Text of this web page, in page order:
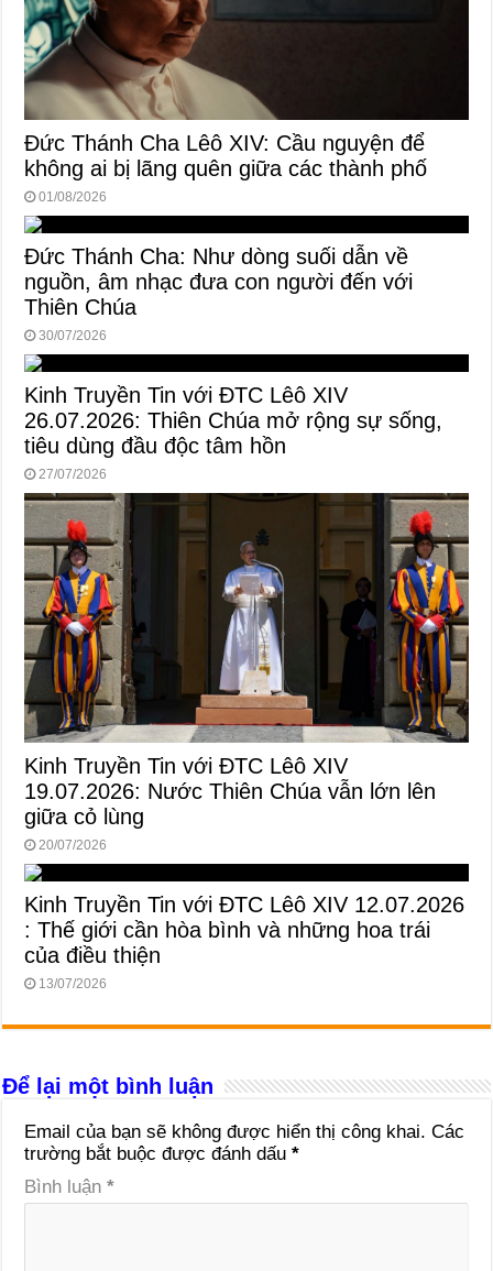
Đức Thánh Cha Lêô XIV: Cầu nguyện để
không ai bị lãng quên giữa các thành phố
01/08/2026
Đức Thánh Cha: Như dòng suối dẫn về
nguồn, âm nhạc đưa con người đến với
Thiên Chúa
30/07/2026
Kinh Truyền Tin với ĐTC Lêô XIV
26.07.2026: Thiên Chúa mở rộng sự sống,
tiêu dùng đầu độc tâm hồn
27/07/2026
Kinh Truyền Tin với ĐTC Lêô XIV
19.07.2026: Nước Thiên Chúa vẫn lớn lên
giữa cỏ lùng
20/07/2026
Kinh Truyền Tin với ĐTC Lêô XIV 12.07.2026
: Thế giới cần hòa bình và những hoa trái
của điều thiện
13/07/2026
Để lại một bình luận
Email của bạn sẽ không được hiển thị công khai. Các
trường bắt buộc được đánh dấu*
Bình luận*